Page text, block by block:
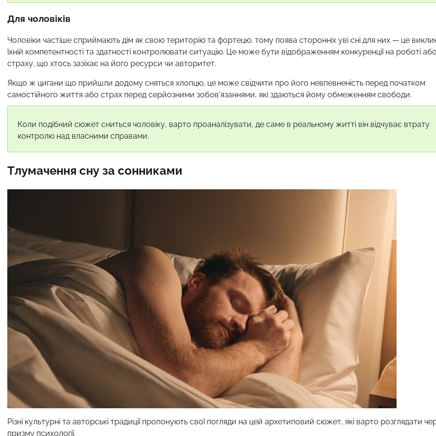
Для чоловіків
Чоловіки частіше сприймають дім як свою територію та фортецю, тому поява сторонніх уві сні для них — це
їхній компетентності та здатності контролювати ситуацію. Це може бути відображенням конкуренції на роботі
страху, що хтось зазіхає на його ресурси чи авторитет.
Якщо ж цигани що прийшли додому сняться хлопцю, це може свідчити про його невпевненість перед початком
самостійного життя або страх перед серйозними зобов’язаннями, які здаються йому обмеженням свободи.
Коли подібний сюжет сниться чоловіку, варто проаналізувати, де саме в реальному житті він відчуває втрату
контролю над власними справами.
Тлумачення сну за сонниками
Різні культурні та авторські традиції пропонують свої погляди на цей архетиповий сюжет, які варто розглядати
призму психології.